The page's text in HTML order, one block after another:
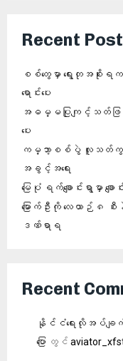
Recent
စစ်တွေမှာ ရွေးတုအစိုး
ရောင်းပေး
အဓမ္မပြုကျင့်သတ်
ပေး
ကမ္ဘာ့စစ်ပွဲ လူသတ်
အခွင့်အရေး
မြေပုံ ရက်ချောင်းရွာမှာ ခ
မြောက်ဦးကို လေယာဉ်
ဒဏ်ရာရ
Recent
နိုင်ငံရေးလိုအပ်ချက်တွ
ပြော တွင်